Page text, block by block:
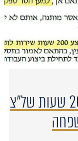
הסתפקות בימי המעצר ו200 שעות של"צ